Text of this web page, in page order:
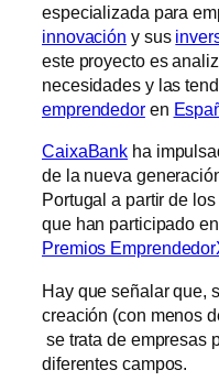
especializada para
innovación y sus
este proyecto es
necesidades y las
emprendedoren
CaixaBank ha
de la nueva
Portugal a partir de
que han participado
Premios
Hay que señalar que,
creación (con menos
se trata de empresas
diferentes campos.